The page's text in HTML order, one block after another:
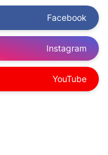
Facebook
Instagram
YouTube